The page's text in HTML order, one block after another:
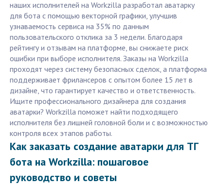
наших исполнителей на Workzilla разработал аватарку
для бота с помощью векторной графики, улучшив
узнаваемость сервиса на 35% по данным
пользовательского отклика за 3 недели. Благодаря
рейтингу и отзывам на платформе, вы снижаете риск
ошибки при выборе исполнителя. Заказы на Workzilla
проходят через систему безопасных сделок, а платформа
поддерживает фрилансеров с опытом более 15 лет в
дизайне, что гарантирует качество и ответственность.
Ищите профессионального дизайнера для создания
аватарки? Workzilla поможет найти подходящего
исполнителя без лишней головной боли и с возможностью
контроля всех этапов работы.
Как заказать создание аватарки для ТГ
бота на Workzilla: пошаговое
руководство и советы